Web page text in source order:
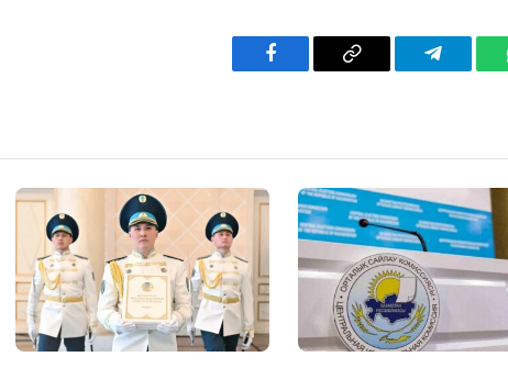
Facebook Copy
Telegram